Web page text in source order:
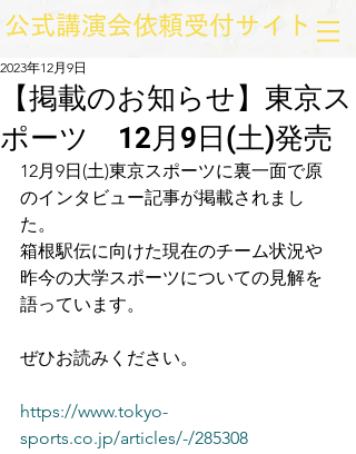
​公式講演会依頼受付サイト
【掲載のお知らせ】東京ス
ポーツ 12月9日(土)発売
2023年12月9日
12月9日(土)東京スポーツに裏一面で原
のインタビュー記事が掲載されまし
た。
箱根駅伝に向けた現在のチーム状況や
昨今の大学スポーツについての見解を
語っています。
ぜひお読みください。
https://www.tokyo-
sports.co.jp/articles/-/285308